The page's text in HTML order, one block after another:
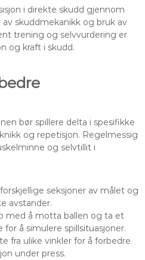
i direkte skudd gjennom
skuddmekanikk og bruk av
trening og selvvurdering er
og kraft i skudd.
bør spillere delta i spesifikke
og repetisjon. Regelmessig
og selvtillit i
forskjellige seksjoner av målet og
avstander.
med å motta ballen og ta et
å simulere spillsituasjoner.
fra ulike vinkler for å forbedre
under press.